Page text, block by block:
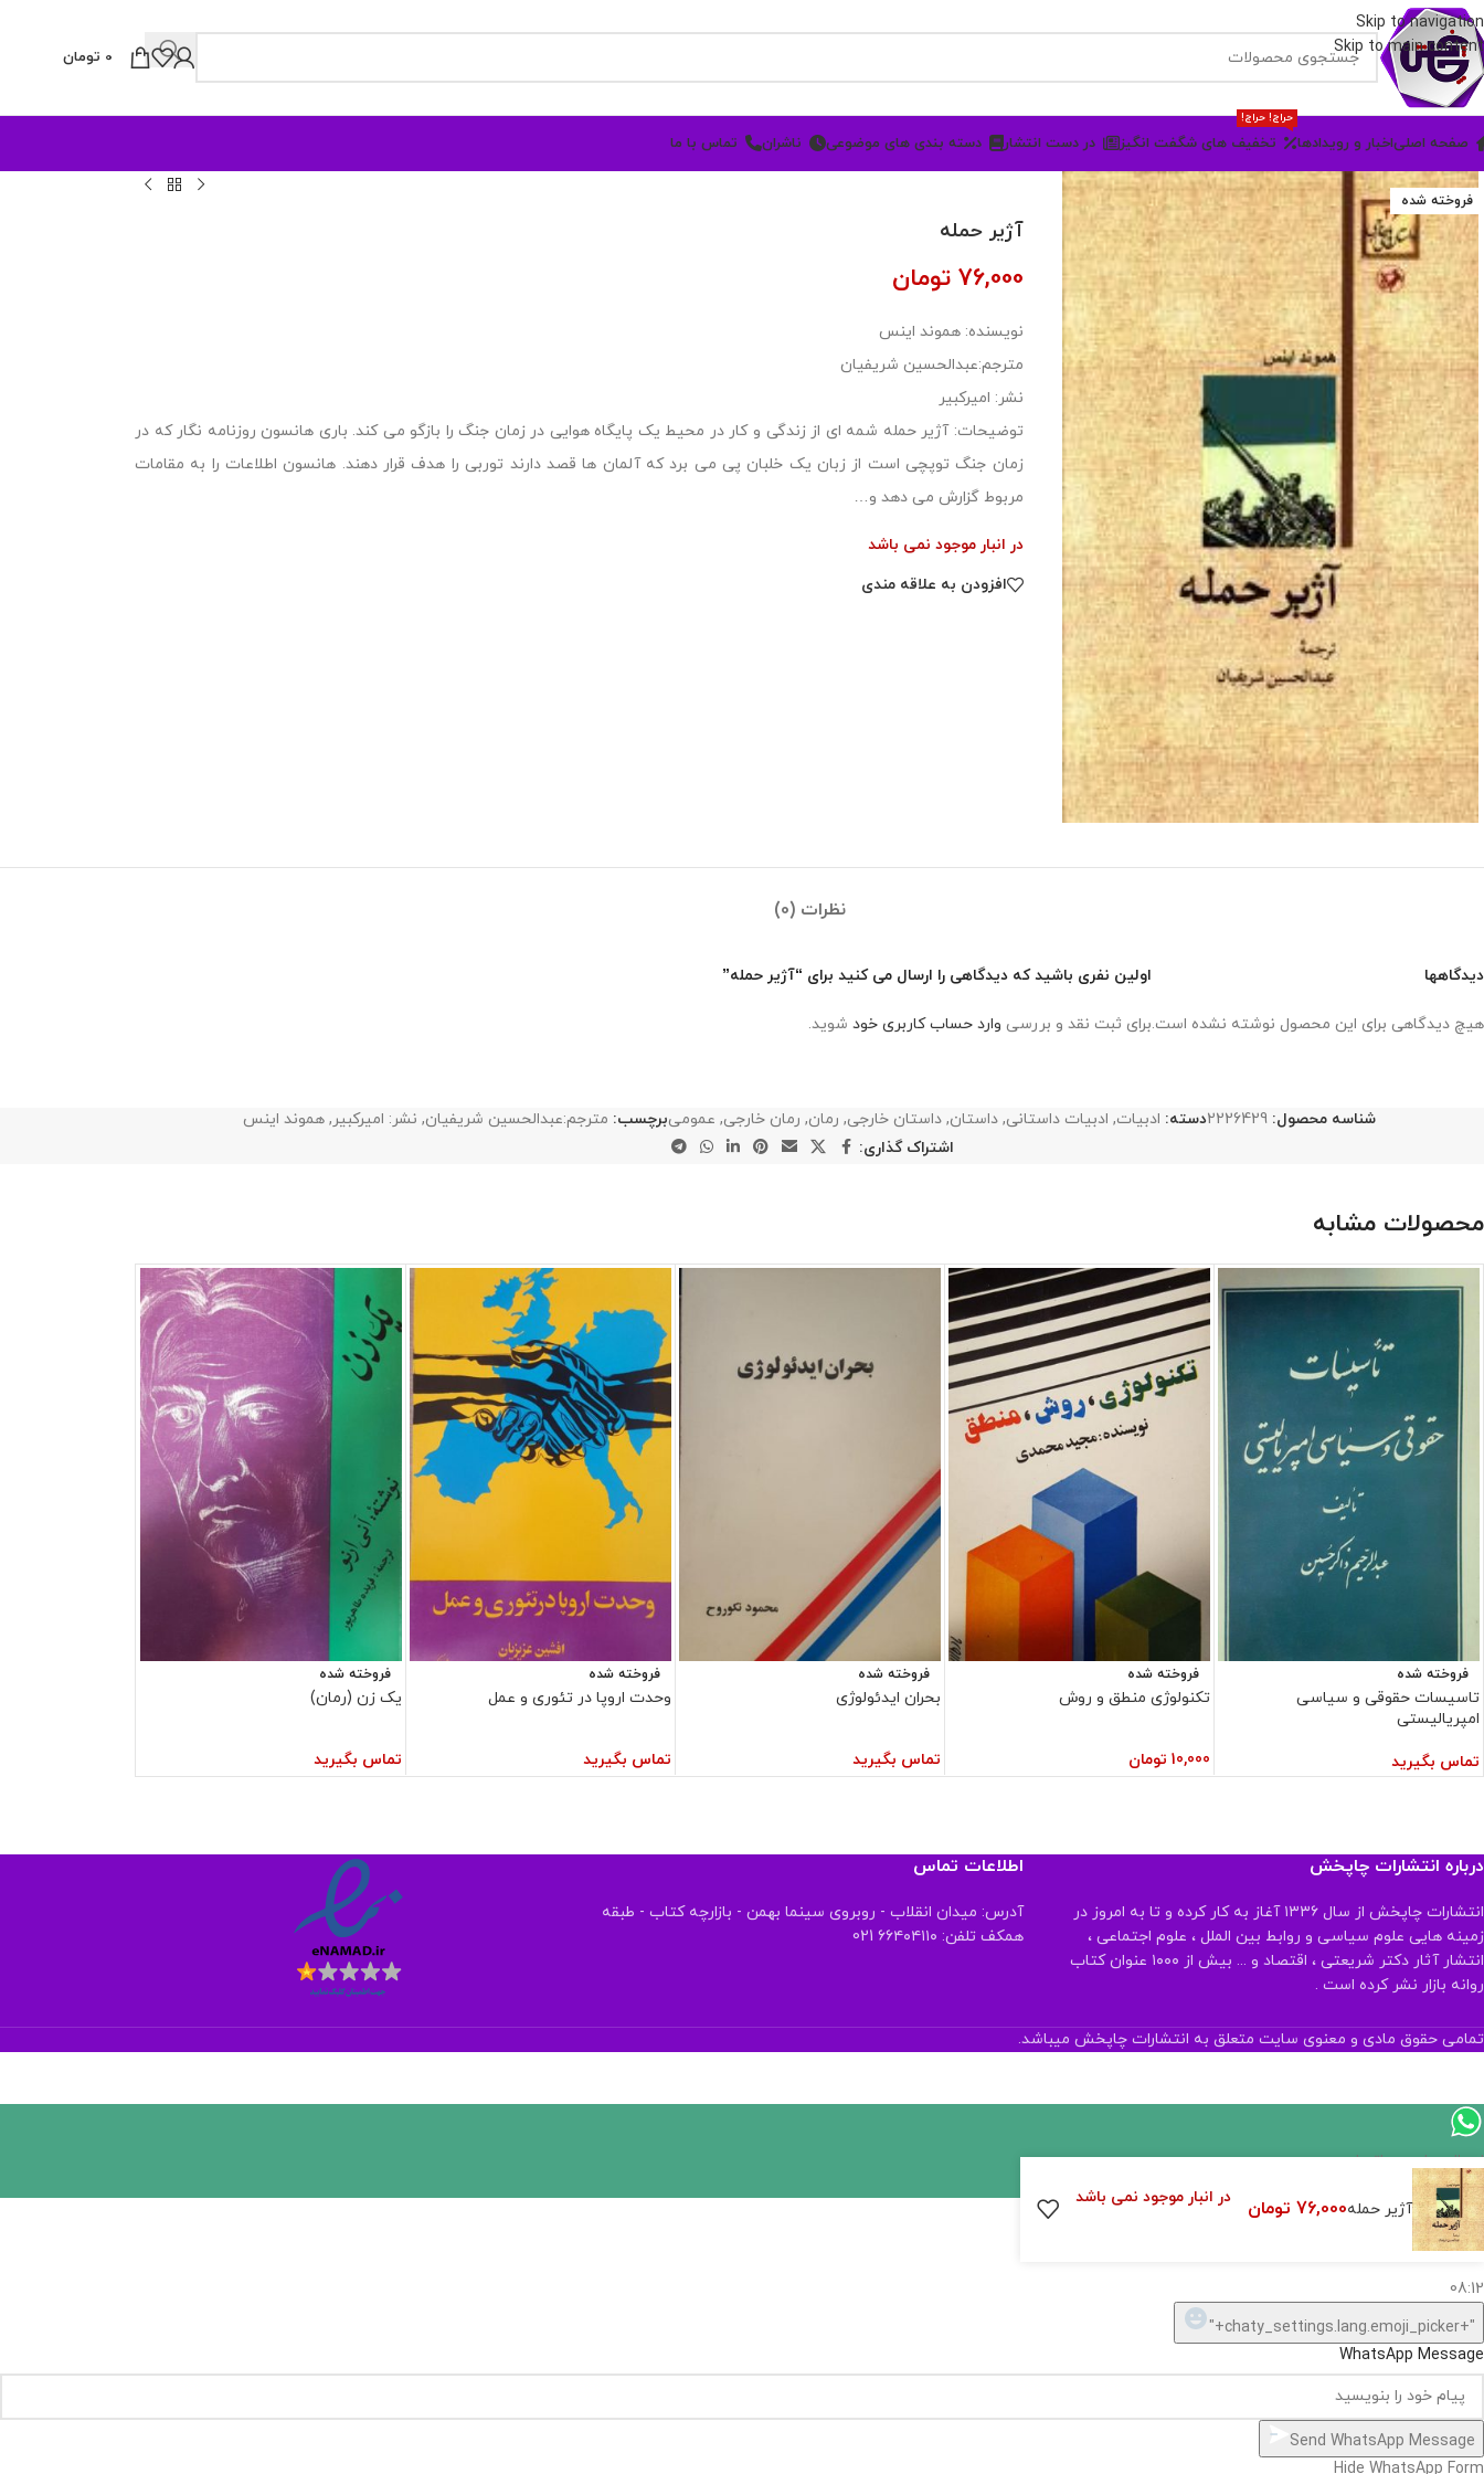
Skip to navigation
Skip to main content
0 تومان
صفحه اصلیاخبار و رویدادها تخفیف های شگفت انگیز
حراج! حراج!
در دست انتشار دسته بندی های موضوعی ناشران تماس با ما
فروخته شده
آژیر حمله
76,000 تومان
نویسنده: هموند اینس
مترجم:عبدالحسین شریفیان
نشر: امیرکبیر
توضیحات: آژیر حمله شمه ای از زندگی و کار در محیط یک پایگاه هوایی در زمان جنگ را بازگو می کند. باری هانسون روزنامه نگار که در
زمان جنگ توپچی است از زبان یک خلبان پی می برد که آلمان ها قصد دارند توربی را هدف قرار دهند. هانسون اطلاعات را به مقامات
مربوط گزارش می دهد و…
در انبار موجود نمی باشد
افزودن به علاقه مندی
نظرات (0)
دیدگاهها
هیچ دیدگاهی برای این محصول نوشته نشده است.
اولین نفری باشید که دیدگاهی را ارسال می کنید برای “آژیر حمله”
برای ثبت نقد و بررسی وارد حساب کاربری خود شوید.
شناسه محصول: 2226429دسته: ادبیات, ادبیات داستانی, داستان, داستان خارجی, رمان, رمان خارجی, عمومیبرچسب: مترجم:عبدالحسین شریفیان, نشر: امیرکبیر, هموند اینس
اشتراک گذاری:
محصولات مشابه
فروخته شده
تاسیسات حقوقی و سیاسی
امپریالیستی
تماس بگیرید
فروخته شده
تکنولوژی منطق و روش
10,000 تومان
فروخته شده
بحران ایدئولوژی
تماس بگیرید
فروخته شده
وحدت اروپا در تئوری و عمل
تماس بگیرید
فروخته شده
یک زن (رمان)
تماس بگیرید
درباره انتشارات چاپخش
انتشارات چاپخش از سال ۱۳۳۶ آغاز به کار کرده و تا به امروز در
زمینه هایی علوم سیاسی و روابط بین الملل ، علوم اجتماعی ،
انتشار آثار دکتر شریعتی ، اقتصاد و ... بیش از ۱۰۰۰ عنوان کتاب
روانه بازار نشر کرده است .
اطلاعات تماس
آدرس: میدان انقلاب - روبروی سینما بهمن - بازارچه کتاب - طبقه
همکف تلفن: ۶۶۴۰۴۱۱۰ 021
تمامی حقوق مادی و معنوی سایت متعلق به انتشارات چاپخش میباشد.
آژیر حمله76,000 تومان در انبار موجود نمی باشد
اگر
موجود
نیست,
شاید
تهیه
Hide
chaty
ارسال پیام در واتساپ
کارشناس فروش